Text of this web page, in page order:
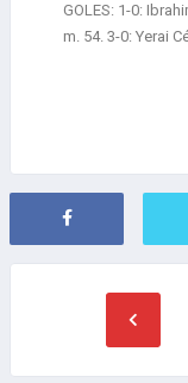
GOLES: 1-0:
m. 54. 3-0: Yerai